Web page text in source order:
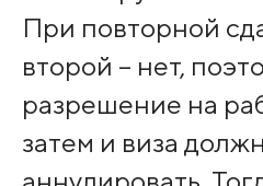
При повторной
второй – нет,
разрешение на
затем и виза